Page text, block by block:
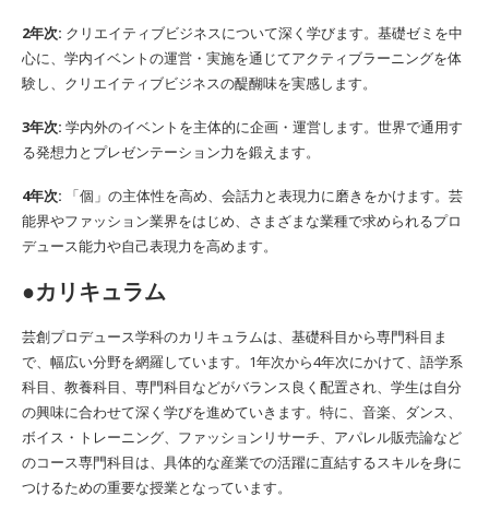
2年次: クリエイティブビジネスについて深く学びます。基礎ゼミを中
心に、学内イベントの運営・実施を通じてアクティブラーニングを体
験し、クリエイティブビジネスの醍醐味を実感します。
3年次: 学内外のイベントを主体的に企画・運営します。世界で通用す
る発想力とプレゼンテーション力を鍛えます。
4年次: 「個」の主体性を高め、会話力と表現力に磨きをかけます。芸
能界やファッション業界をはじめ、さまざまな業種で求められるプロ
デュース能力や自己表現力を高めます。
●カリキュラム
芸創プロデュース学科のカリキュラムは、基礎科目から専門科目ま
で、幅広い分野を網羅しています。1年次から4年次にかけて、語学系
科目、教養科目、専門科目などがバランス良く配置され、学生は自分
の興味に合わせて深く学びを進めていきます。特に、音楽、ダンス、
ボイス・トレーニング、ファッションリサーチ、アパレル販売論など
のコース専門科目は、具体的な産業での活躍に直結するスキルを身に
つけるための重要な授業となっています。